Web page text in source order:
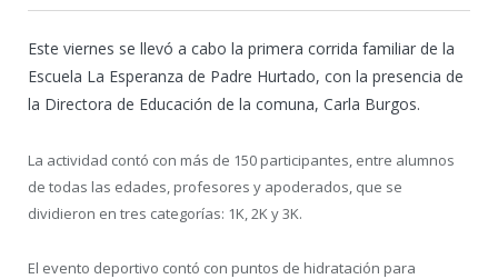
Este viernes se llevó a cabo la primera corrida familiar de la
Escuela La Esperanza de Padre Hurtado, con la presencia de
la Directora de Educación de la comuna, Carla Burgos.
La actividad contó con más de 150 participantes, entre alumnos
de todas las edades, profesores y apoderados, que se
dividieron en tres categorías: 1K, 2K y 3K.
El evento deportivo contó con puntos de hidratación para